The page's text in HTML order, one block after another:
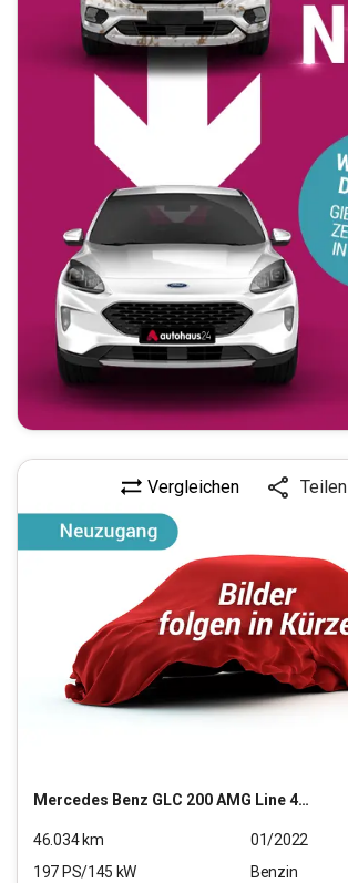
Mercedes Benz GLC 200 AMG Line 4Matic
Vergleichen Teilen
46.034km
01/2022
197 PS/145 kW
Benzin